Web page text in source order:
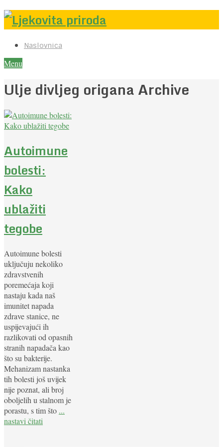
Naslovnica
Menu
Ulje divljeg origana Archive
Autoimune
bolesti:
Kako
ublažiti
tegobe
Autoimune bolesti
uključuju nekoliko
zdravstvenih
poremećaja koji
nastaju kada naš
imunitet napada
zdrave stanice, ne
uspijevajući ih
razlikovati od opasnih
stranih napadača kao
što su bakterije.
Mehanizam nastanka
tih bolesti još uvijek
nije poznat, ali broj
oboljelih u stalnom je
porastu, s tim što ...
nastavi čitati